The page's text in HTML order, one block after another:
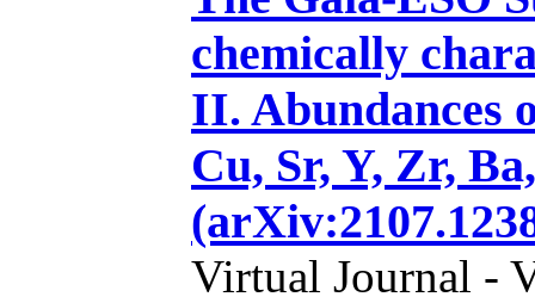
chemically
II. Abundances
Cu, Sr, Y, Zr,
Virtual Journal -